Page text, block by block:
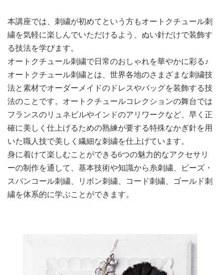
本講座では、刺繍が初めてという方もオートクチュール刺
繍を気軽に楽しんでいただけるよう、ぬい針だけで装飾す
る技法を学びます。
オートクチュール刺繍で日常のおしゃれを華やかに彩る♪
オートクチュール刺繍とは、世界各地のさまざまな刺繍技
法と素材でオーダーメイドのドレスやバッグを装飾する技
法のことです。オートクチュールコレクションの舞台では
フランスのリュネビルやインドのアリワークなど、早く正
確に美しく仕上げるための熟練が要する特殊なかぎ針を用
いた職人技で美しく繊細な刺繍を仕上げています。
身に着けて楽しむことができる6つの魅力的なアクセサリ
ーの制作を通して、基本技術や知識から糸刺繍、ビーズ・
スパンコール刺繍、リボン刺繍、コード刺繍、ゴールド刺
繍を体系的に学ぶことができます。